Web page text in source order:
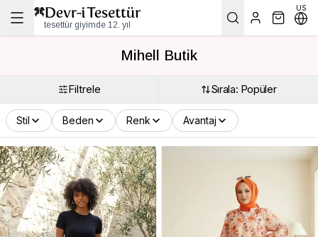
tesettür giyimde 12. yıl
US
Mihell Butik
Filtrele Sırala: Popüler
Stil Beden Renk Avantaj